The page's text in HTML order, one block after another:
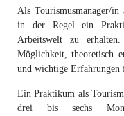
Mindestlohns und der
Praktikumsvertrages für
wichtig, auf eine klare
Missverständnissen
Zusammenarbeit zu
Marketingaktivitäten für
im Vertrag auch
mit vertraulichen
Tourismusmanager oft
Informationen von
Arbeitszeiten klar zu
vorzubeugen. Generell
Als Tourismusmanager/
in der Regel ein
Arbeitswelt zu
Möglichkeit, theoretisch
und wichtige Erfahrungen
Ein Praktikum als
drei bis sechs